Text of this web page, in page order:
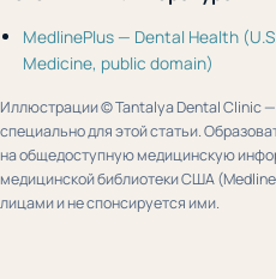
MedlinePlus — Dental Health
Medicine, public domain)
Иллюстрации © Tantalya Dental Clinic
специально для этой статьи.
на общедоступную медицинскую
медицинской библиотеки США
лицами и не спонсируется ими.